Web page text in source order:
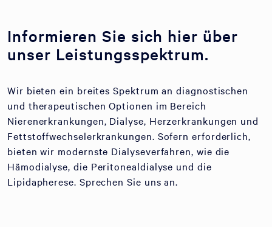
Informieren Sie sich hier über
unser Leistungsspektrum.
Wir bieten ein breites Spektrum an diagnostischen
und therapeutischen Optionen im Bereich
Nierenerkrankungen, Dialyse, Herzerkrankungen und
Fettstoffwechselerkrankungen. Sofern erforderlich,
bieten wir modernste Dialyseverfahren, wie die
Hämodialyse, die Peritonealdialyse und die
Lipidapherese. Sprechen Sie uns an.